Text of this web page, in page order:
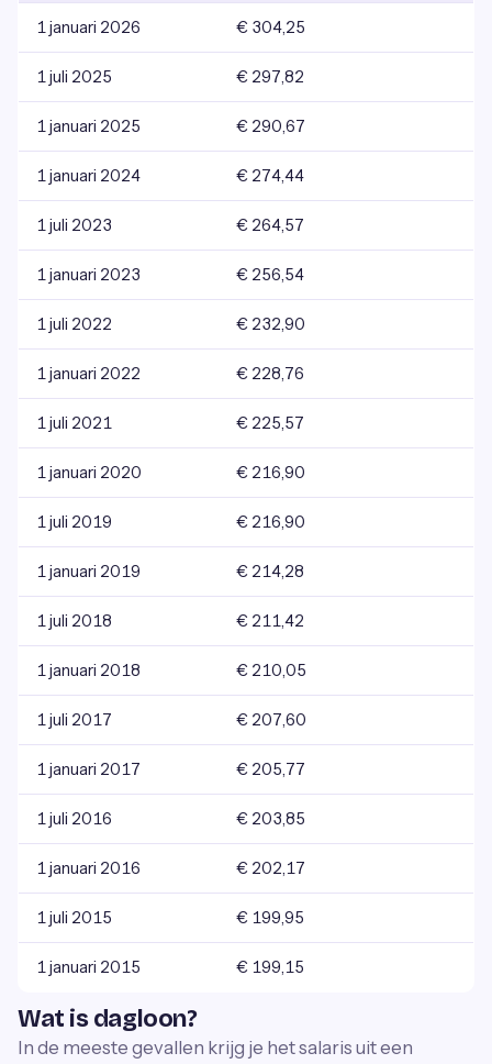
1 januari 2026 € 304,25
1 juli 2025 € 297,82
1 januari 2025 € 290,67
1 januari 2024 € 274,44
1 juli 2023 € 264,57
1 januari 2023 € 256,54
1 juli 2022 € 232,90
1 januari 2022 € 228,76
1 juli 2021 € 225,57
1 januari 2020 € 216,90
1 juli 2019 € 216,90
1 januari 2019 € 214,28
1 juli 2018 € 211,42
1 januari 2018 € 210,05
1 juli 2017 € 207,60
1 januari 2017 € 205,77
1 juli 2016 € 203,85
1 januari 2016 € 202,17
1 juli 2015 € 199,95
1 januari 2015 € 199,15
Wat is dagloon?
In de meeste gevallen krijg je het salaris uit een